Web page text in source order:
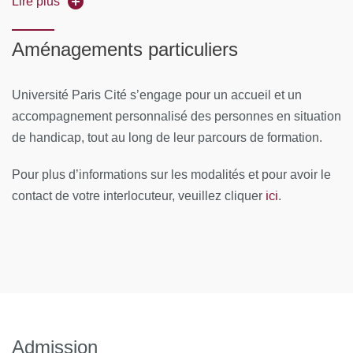
du cou (14 heures)
Télécharger le fichier «Planning_DUC291_2024-
MOYENS PÉDAGOGIQUES ET TECHNIQUES
Responsable pédagogique : David Boccara est
Aménagements particuliers
Université Paris Cité s’engage pour un accueil et un
accompagnement personnalisé des personnes en situation
de handicap, tout au long de leur parcours de formation.
Pour plus d’informations sur les modalités et pour avoir le
contact de votre interlocuteur, veuillez cliquer ici.
Admission